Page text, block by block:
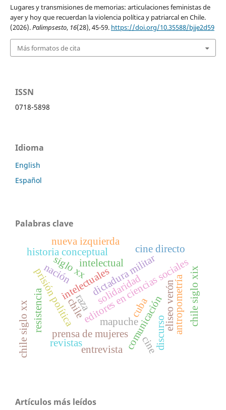
Lugares y transmisiones de memorias: articulaciones feministas de
ayer y hoy que recuerdan la violencia política y patriarcal en Chile.
(2026).Palimpsesto, 16(28), 45-59. https://doi.org/10.35588/bjje2d59
Más formatos de cita
ISSN
0718-5898
Idioma
English
Español
Palabras clave
intelectuales
editores en ciencias sociales
comunicacióneliseo verón
intelectual
prisión política dictadura militar
resistencia
prensa de mujeres
chile siglo xix
siglo xx
chile
raza antropometría
mapuche
chile siglo xx
historia conceptual
revistas
nueva izquierda
nación solidaridad
cuba
discurso
cine
entrevista
cine directo
Artículos más leídos